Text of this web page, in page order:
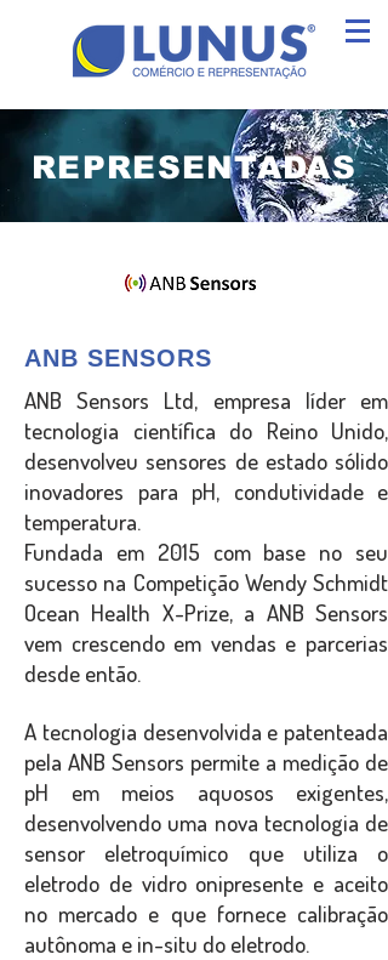
REPRESENTADAS
ANB SENSORS
ANB Sensors Ltd, empresa líder em
tecnologia científica do Reino Unido,
desenvolveu sensores de estado sólido
inovadores para pH, condutividade e
temperatura.
Fundada em 2015 com base no seu
sucesso na Competição Wendy Schmidt
Ocean Health X-Prize, a ANB Sensors
vem crescendo em vendas e parcerias
desde então.
A tecnologia desenvolvida e patenteada
pela ANB Sensors permite a medição de
pH em meios aquosos exigentes,
desenvolvendo uma nova tecnologia de
sensor eletroquímico que utiliza o
eletrodo de vidro onipresente e aceito
no mercado e que fornece calibração
autônoma e in-situ do eletrodo.